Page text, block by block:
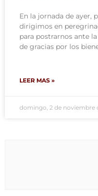
En la jornada de ayer,
dirigimos en
para postrarnos ante
de gracias por los
LEER MAS »
domingo, 2 de noviembre